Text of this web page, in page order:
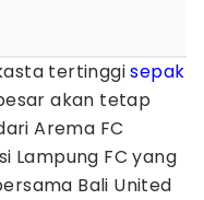
tertinggisepak
akan tetap
Arema FC
Lampung FC yang
Bali United